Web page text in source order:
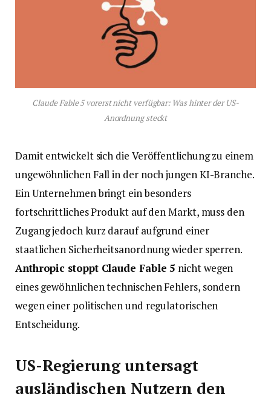
Claude Fable 5 vorerst nicht verfügbar: Was hinter der US-
Anordnung steckt
Damit entwickelt sich die Veröffentlichung zu einem
ungewöhnlichen Fall in der noch jungen KI-Branche.
Ein Unternehmen bringt ein besonders
fortschrittliches Produkt auf den Markt, muss den
Zugang jedoch kurz darauf aufgrund einer
staatlichen Sicherheitsanordnung wieder sperren.
Anthropic stoppt Claude Fable 5 nicht wegen
eines gewöhnlichen technischen Fehlers, sondern
wegen einer politischen und regulatorischen
Entscheidung.
US-Regierung untersagt
ausländischen Nutzern den